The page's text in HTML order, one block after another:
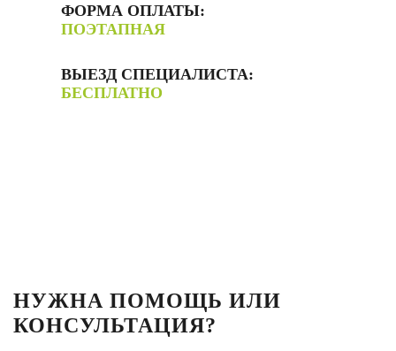
ФОРМА ОПЛАТЫ:
ПОЭТАПНАЯ
ВЫЕЗД СПЕЦИАЛИСТА:
БЕСПЛАТНО
НУЖНА ПОМОЩЬ ИЛИ
КОНСУЛЬТАЦИЯ?